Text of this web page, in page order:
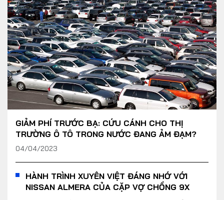
GIẢM PHÍ TRƯỚC BẠ: CỨU CÁNH CHO THỊ
TRƯỜNG Ô TÔ TRONG NƯỚC ĐANG ẢM ĐẠM?
04/04/2023
HÀNH TRÌNH XUYÊN VIỆT ĐÁNG NHỚ VỚI
NISSAN ALMERA CỦA CẶP VỢ CHỒNG 9X